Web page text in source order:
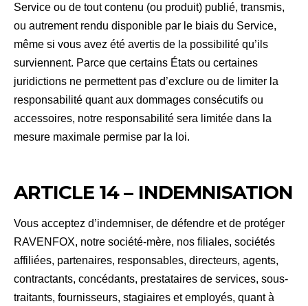
Service ou de tout contenu (ou produit) publié, transmis,
ou autrement rendu disponible par le biais du Service,
même si vous avez été avertis de la possibilité qu’ils
surviennent. Parce que certains États ou certaines
juridictions ne permettent pas d’exclure ou de limiter la
responsabilité quant aux dommages consécutifs ou
accessoires, notre responsabilité sera limitée dans la
mesure maximale permise par la loi.
ARTICLE 14 – INDEMNISATION
Vous acceptez d’indemniser, de défendre et de protéger
RAVENFOX, notre société-mère, nos filiales, sociétés
affiliées, partenaires, responsables, directeurs, agents,
contractants, concédants, prestataires de services, sous-
traitants, fournisseurs, stagiaires et employés, quant à